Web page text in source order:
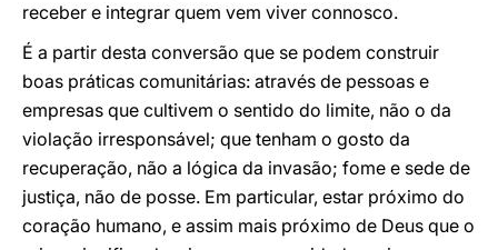
receber e integrar quem vem viver connosco.
É a partir desta conversão que se podem construir
boas práticas comunitárias: através de pessoas e
empresas que cultivem o sentido do limite, não o da
violação irresponsável; que tenham o gosto da
recuperação, não a lógica da invasão; fome e sede de
justiça, não de posse. Em particular, estar próximo do
coração humano, e assim mais próximo de Deus que o